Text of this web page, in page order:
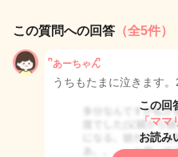
この質問への回答 （全5件）
ᩚあーちゃんᩚ
うちもたまに泣きます
この回
「ママ
お読み